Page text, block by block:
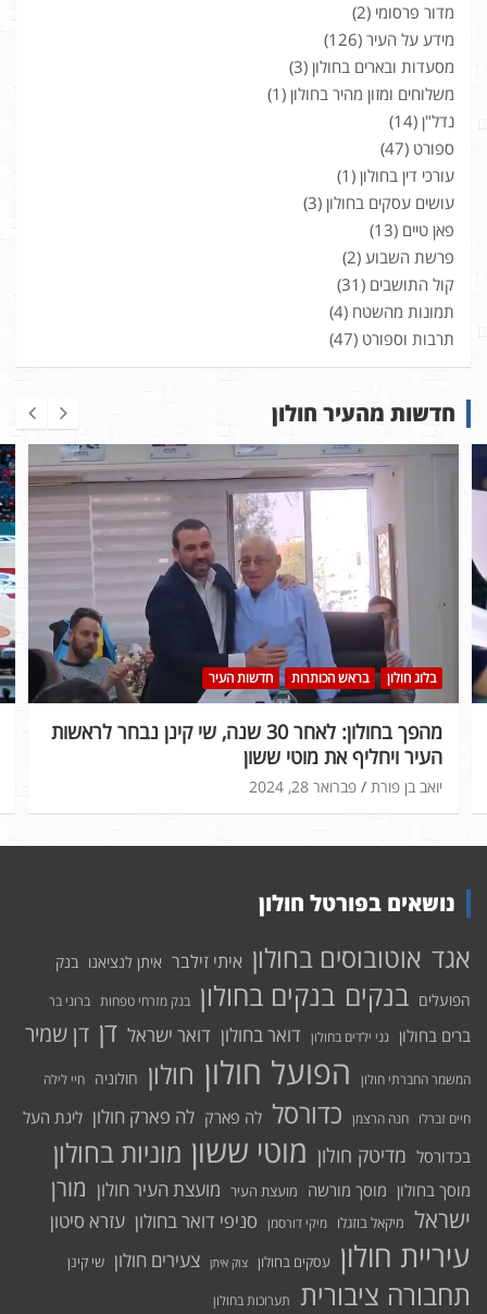
מדור פרסומי (2)
מידע על העיר (126)
מסעדות ובארים בחולון (3)
משלוחים ומזון מהיר בחולון (1)
נדל"ן (14)
ספורט (47)
עורכי דין בחולון (1)
עושים עסקים בחולון (3)
פאן טיים (13)
פרשת השבוע (2)
קול התושבים (31)
תמונות מהשטח (4)
תרבות וספורט (47)
חדשות מהעיר חולון
בלוג חולון בראש הכותרות חדשות העיר
מהפך בחולון: לאחר 30 שנה, שי קינן נבחר לראשות
העיר ויחליף את מוטי ששון
פברואר 28, 2024 יואב בן פורת
נושאים בפורטל חולון
אגד אוטובוסים בחולון איתי זילבר איתן לנציאנו בנק
הפועלים בנקים בנקים בחולון בנק מזרחי טפחות ברוני בר
ברים בחולון גני ילדים בחולון דואר בחולון דואר ישראל דן דן שמיר
המשמר החברתי חולון הפועל חולון חולון חולוניה חיי לילה
חיים זברלו חנה הרצמן כדורסל לה פארק לה פארק חולון ליגת העל
בכדורסל מדיטק חולון מוטי ששון מוניות בחולון
מוסך בחולון מוסך מורשה מועצת העיר מועצת העיר חולון מורן
ישראל מיקאל בוזגלו מיקי דורסמן סניפי דואר בחולון עזרא סיטון
עיריית חולון עסקים בחולון צוק איתן צעירים חולון שי קינן
תחבורה ציבורית תערוכות בחולון